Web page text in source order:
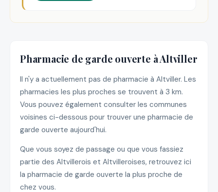
Pharmacie de garde ouverte à Altviller
Il n'y a actuellement pas de pharmacie à Altviller. Les
pharmacies les plus proches se trouvent à 3 km.
Vous pouvez également consulter les communes
voisines ci-dessous pour trouver une pharmacie de
garde ouverte aujourd'hui.
Que vous soyez de passage ou que vous fassiez
partie des Altvillerois et Altvilleroises, retrouvez ici
la pharmacie de garde ouverte la plus proche de
chez vous.